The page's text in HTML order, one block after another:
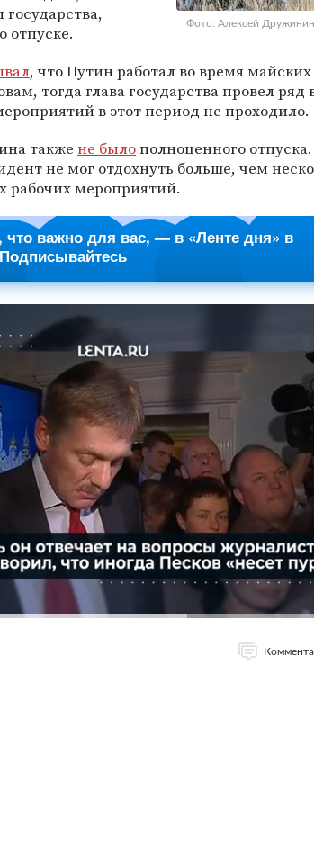
Фото: Алексей
государства,
отпуске.
, что Путин работал во время майских
тогда глава государства провел ряд
в этот период не проходило.
также не былополноценного
не мог отдохнуть больше, чем
рабочих мероприятий.
что важно для вас, — в «Ленте дня» в